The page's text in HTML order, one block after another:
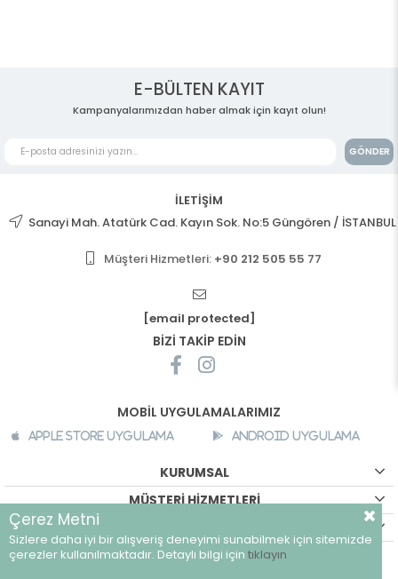
E-BÜLTEN KAYIT
Kampanyalarımızdan haber almak için kayıt olun!
GÖNDER
İLETİŞİM
Sanayi Mah. Atatürk Cad. Kayın Sok. No:5 Güngören / İSTANBUL
Müşteri Hizmetleri: +90 212 505 55 77
[email protected]
BİZİ TAKİP EDİN
MOBİL UYGULAMALARIMIZ
Apple Store Uygulama Android Uygulama
KURUMSAL
MÜŞTERİ HİZMETLERİ
©breeze.com.tr - Tüm hakları saklıdır.
Çerez Metni
Sizlere daha iyi bir alışveriş deneyimi sunabilmek için sitemizde
çerezler kullanılmaktadır. Detaylı bilgi için tıklayın